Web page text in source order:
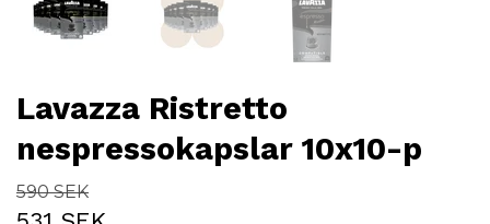
Lavazza Ristretto
nespressokapslar 10x10-p
590 SEK